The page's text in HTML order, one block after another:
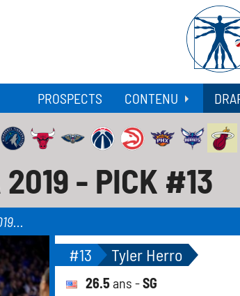
PROSPECTS CONTENU
- PICK #13
#13 Tyler Herro
26.5 ans -SG